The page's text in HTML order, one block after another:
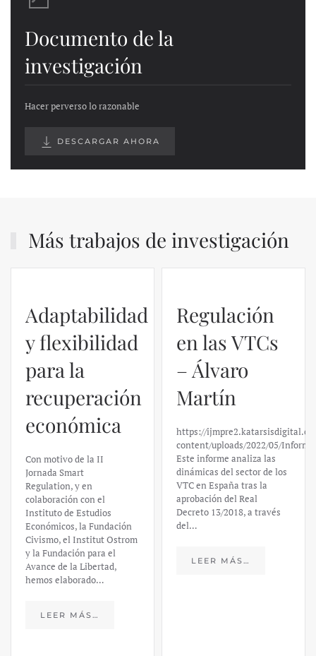
Documento de la
investigación
Hacer perverso lo razonable
DESCARGAR AHORA
Más trabajos de investigación
Adaptabilidad
y flexibilidad
para la
recuperación
económica
Con motivo de la II
Jornada Smart
Regulation, y en
colaboración con el
Instituto de Estudios
Económicos, la Fundación
Civismo, el Institut Ostrom
y la Fundación para el
Avance de la Libertad,
hemos elaborado…
LEER MÁS…
Regulación
en las VTCs
– Álvaro
Martín
https://
content/uploads/2022/05/
Este informe analiza las
dinámicas del sector de los
VTC en España tras la
aprobación del Real
Decreto 13/2018, a través
del…
LEER MÁS…